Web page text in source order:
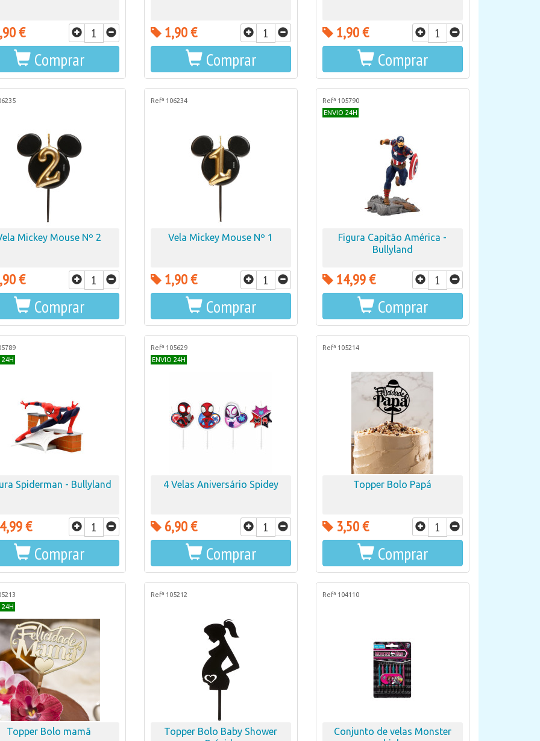
€
Comprar
1,90 €
Comprar
1,90 €
Comprar
Mickey Mouse Nº 2
€
Comprar
Refª 106234
Vela Mickey Mouse Nº 1
1,90 €
Comprar
Refª 105790
ENVIO 24H
Figura Capitão América -
Bullyland
14,99 €
Comprar
24H
Spiderman - Bullyland
€
Comprar
Refª 105629
ENVIO 24H
4 Velas Aniversário Spidey
6,90 €
Comprar
Refª 105214
Topper Bolo Papá
3,50 €
Comprar
24H
Topper Bolo mamã
Refª 105212
Topper Bolo Baby Shower
Refª 104110
Conjunto de velas Monster